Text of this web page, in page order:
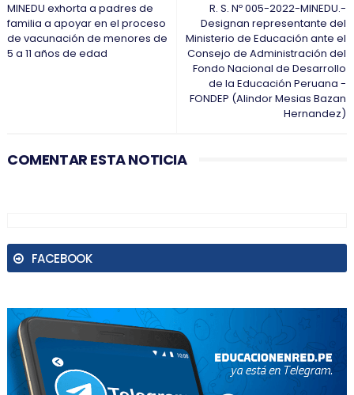
R. S. Nº 005-2022-MINEDU.-
Designan representante del
Ministerio de Educación ante el
Consejo de Administración del
Fondo Nacional de Desarrollo
de la Educación Peruana -
FONDEP (Alindor Mesias Bazan
Hernandez)
MINEDU exhorta a padres de
familia a apoyar en el proceso
de vacunación de menores de
5 a 11 años de edad
COMENTAR ESTA NOTICIA
FACEBOOK